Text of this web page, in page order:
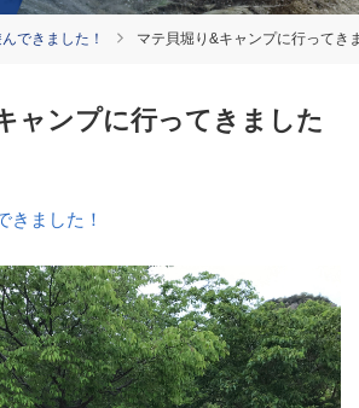
できました！ マテ貝堀り&キャンプに行ってき
ャンプに行ってきました
きました！